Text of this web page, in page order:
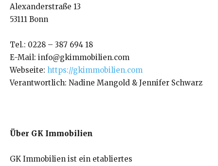
Alexanderstraße 13
53111 Bonn
Tel.: 0228 – 387 694 18
E-Mail: info@gkimmobilien.com
Webseite: https://gkimmobilien.com
Verantwortlich: Nadine Mangold & Jennifer Schwarz
Über GK Immobilien
GK Immobilien ist ein etabliertes